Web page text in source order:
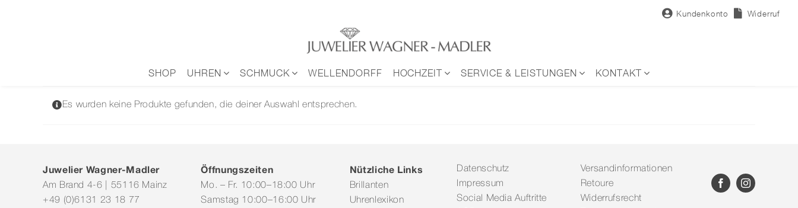
Kundenkonto Widerruf
SHOP UHREN SCHMUCK WELLENDORFF HOCHZEIT SERVICE & LEISTUNGEN KONTAKT
Es wurden keine Produkte gefunden, die deiner Auswahl entsprechen.
Juwelier Wagner-Madler
Am Brand 4-6 | 55116 Mainz
+49 (0)6131 23 18 77
Öffnungszeiten
Mo. – Fr. 10:00–18:00 Uhr
Samstag 10:00–16:00 Uhr
Nützliche Links
Brillanten
Uhrenlexikon
Datenschutz
Impressum
Social Media Auftritte
Versandinformationen
Retoure
Widerrufsrecht